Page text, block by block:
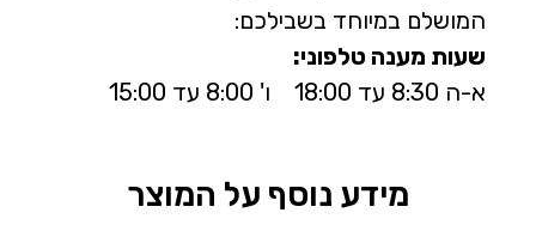
המושלם במיוחד בשבילכם:
שעות מענה טלפוני:
א-ה 8:30 עד 18:00 ו' 8:00 עד 15:00
מידע נוסף על המוצר